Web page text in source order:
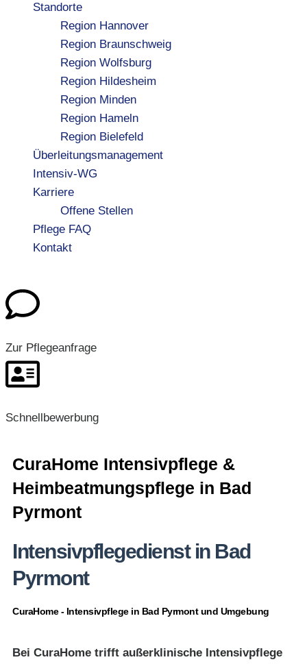
Standorte
Region Hannover
Region Braunschweig
Region Wolfsburg
Region Hildesheim
Region Minden
Region Hameln
Region Bielefeld
Überleitungsmanagement
Intensiv-WG
Karriere
Offene Stellen
Pflege FAQ
Kontakt
Zur Pflegeanfrage
Schnellbewerbung
CuraHome Intensivpflege &
Heimbeatmungspflege in Bad
Pyrmont
Intensivpflegedienst in Bad
Pyrmont
CuraHome - Intensivpflege in Bad Pyrmont und Umgebung
Bei CuraHome trifft außerklinische Intensivpflege